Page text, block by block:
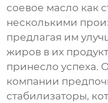
соевое масло как
несколькими
предлагая им
жиров в их
принесло успеха.
компании
стабилизаторы,